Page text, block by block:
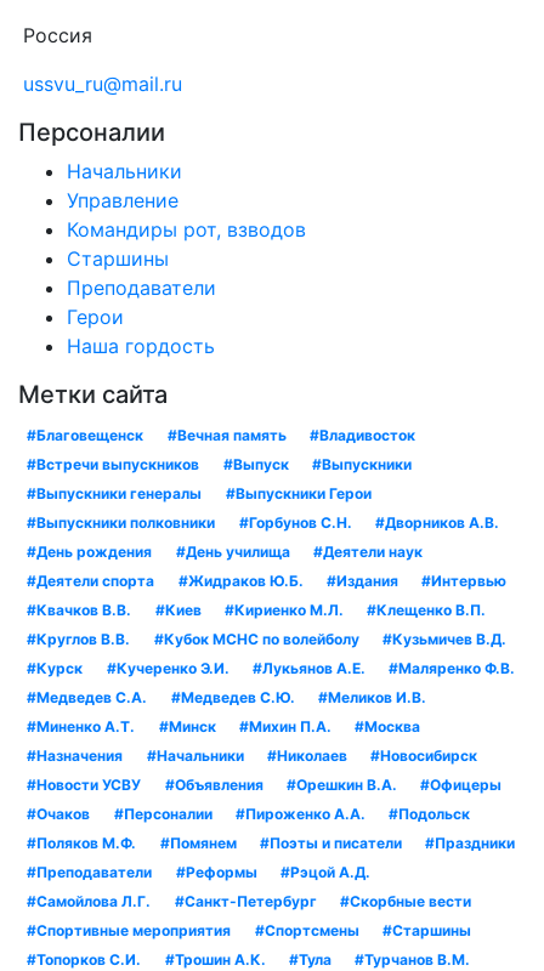
Россия
ussvu_ru@mail.ru
Персоналии
Начальники
Управление
Командиры рот, взводов
Старшины
Преподаватели
Герои
Наша гордость
Метки сайта
#Благовещенск #Вечная память
#Владивосток
#Встречи выпускников
#Выпуск
#Выпускники
#Выпускники генералы
#Выпускники Герои
#Выпускники полковники
#Горбунов С.Н.
#Дворников А.В.
#День рождения
#День училища
#Деятели наук
#Деятели спорта
#Жидраков Ю.Б. #Издания
#Интервью
#Квачков В.В.
#Киев #Кириенко М.Л.
#Клещенко В.П.
#Круглов В.В.
#Кубок МСНС по волейболу
#Кузьмичев В.Д.
#Курск
#Кучеренко Э.И. #Лукьянов А.Е.
#Маляренко Ф.В.
#Медведев С.А.
#Медведев С.Ю.
#Меликов И.В.
#Миненко А.Т.
#Минск #Михин П.А.
#Москва
#Назначения
#Начальники #Николаев
#Новосибирск
#Новости УСВУ
#Объявления #Орешкин В.А.
#Офицеры
#Очаков
#Персоналии #Пироженко А.А.
#Подольск
#Поляков М.Ф.
#Помянем #Поэты и писатели
#Праздники
#Преподаватели
#Реформы
#Рэцой А.Д.
#Самойлова Л.Г.
#Санкт-Петербург
#Скорбные вести
#Спортивные мероприятия
#Спортсмены
#Старшины
#Топорков С.И.
#Трошин А.К. #Тула #Турчанов В.М.